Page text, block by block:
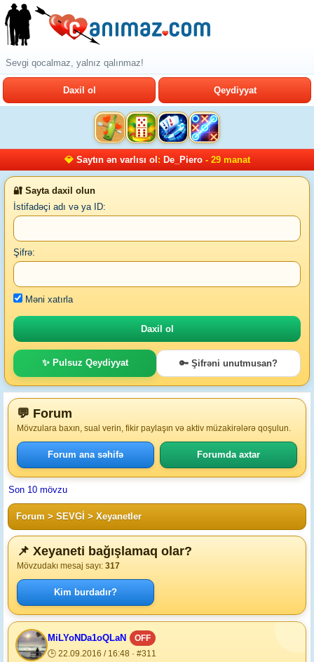
Sevgi qocalmaz, yalnız qalınmaz!
Daxil ol Qeydiyyat
💎 Saytın ən varlısı ol : De_Piero- 29 manat
🔐 Sayta daxil olun
İstifadəçi adı və ya ID:
Şifrə:
Məni xatırla
✨ Pulsuz Qeydiyyat 🔑 Şifrəni unutmusan?
💬 Forum
Mövzulara baxın, sual verin, fikir paylaşın və aktiv müzakirələrə qoşulun.
Forum ana səhifə Forumda axtar
Son 10 mövzu
Forum > SEVGİ > Xeyanetler
📌 Xeyaneti bağışlamaq olar?
Mövzudakı mesaj sayı: 317
Kim burdadır?
MiLYoNDa1oQLaN
OFF
🕒 22.09.2016 / 16:48 · #311